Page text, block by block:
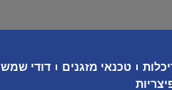
טכנאי מזגנים דודי שמש